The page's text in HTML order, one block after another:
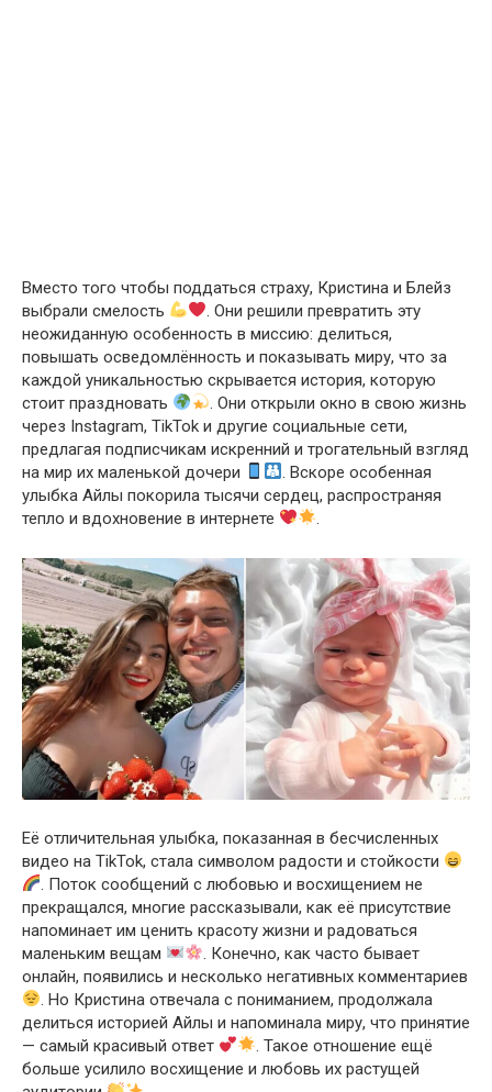
Вместо того чтобы поддаться страху, Кристина и Блейз
выбрали смелость
. Они решили превратить эту
неожиданную особенность в миссию: делиться,
повышать осведомлённость и показывать миру, что за
каждой уникальностью скрывается история, которую
стоит праздновать
. Они открыли окно в свою жизнь
через Instagram, TikTok и другие социальные сети,
предлагая подписчикам искренний и трогательный взгляд
на мир их маленькой дочери
. Вскоре особенная
улыбка Айлы покорила тысячи сердец, распространяя
тепло и вдохновение в интернете
.
Её отличительная улыбка, показанная в бесчисленных
видео на TikTok, стала символом радости и стойкости
. Поток сообщений с любовью и восхищением не
прекращался, многие рассказывали, как её присутствие
напоминает им ценить красоту жизни и радоваться
маленьким вещам
. Конечно, как часто бывает
онлайн, появились и несколько негативных комментариев
. Но Кристина отвечала с пониманием, продолжала
делиться историей Айлы и напоминала миру, что принятие
— самый красивый ответ
. Такое отношение ещё
больше усилило восхищение и любовь их растущей